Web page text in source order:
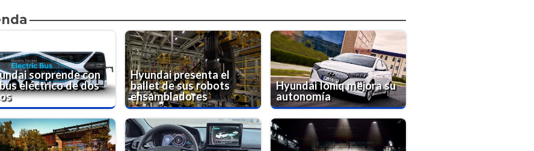
sorprende con
eléctrico de dos
Hyundai presenta el
ballet de sus robots
ensambladores
Hyundai Ioniq mejora su
autonomía